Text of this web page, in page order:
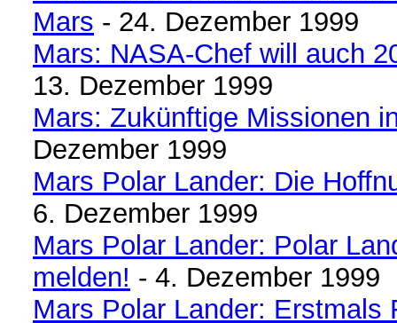
Mars - 24. Dezember 1999
Mars: NASA-Chef will auch
13. Dezember 1999
Mars: Zukünftige Missionen
Dezember 1999
Mars Polar Lander: Die
6. Dezember 1999
Mars Polar Lander: Polar
melden! - 4. Dezember 1999
Mars Polar Lander: Erstmals